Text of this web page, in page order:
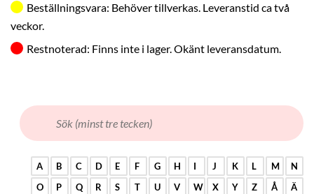
Beställningsvara: Behöver tillverkas. Leveranstid ca två
veckor.
Restnoterad: Finns inte i lager. Okänt leveransdatum.
A B C D E F G H I J K L M
N
O
P Q R S T U V W X Y Z Å
Ä
VACCININDIKATION